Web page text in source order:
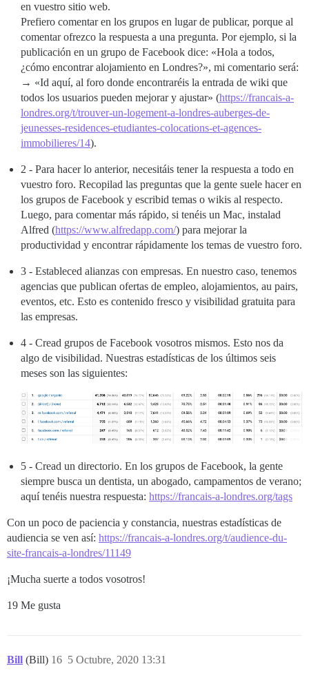
en vuestro sitio web.
Prefiero comentar en los grupos en lugar de publicar, porque al
comentar ofrezco la respuesta a una pregunta. Por ejemplo, si la
publicación en un grupo de Facebook dice: «Hola a todos,
¿cómo encontrar alojamiento en Londres?», mi comentario será:
→ «Id aquí, al foro donde encontraréis la entrada de wiki que
todos los usuarios pueden mejorar y ajustar» (https://francais-a-
londres.org/t/trouver-un-logement-a-londres-auberges-de-
jeunesses-residences-etudiantes-colocations-et-agences-
immobilieres/14).
2 - Para hacer lo anterior, necesitáis tener la respuesta a todo en
vuestro foro. Recopilad las preguntas que la gente suele hacer en
los grupos de Facebook y escribid temas o wikis al respecto.
Luego, para comentar más rápido, si tenéis un Mac, instalad
Alfred (https://www.alfredapp.com/) para mejorar la
productividad y encontrar rápidamente los temas de vuestro foro.
3 - Estableced alianzas con empresas. En nuestro caso, tenemos
agencias que publican ofertas de empleo, alojamientos, au pairs,
eventos, etc. Esto es contenido fresco y visibilidad gratuita para
las empresas.
4 - Cread grupos de Facebook vosotros mismos. Esto nos da
algo de visibilidad. Nuestras estadísticas de los últimos seis
meses son las siguientes:
5 - Cread un directorio. En los grupos de Facebook, la gente
siempre busca un dentista, un abogado, campamentos de verano;
aquí tenéis nuestra respuesta: https://francais-a-londres.org/tags
Con un poco de paciencia y constancia, nuestras estadísticas de
audiencia se ven así: https://francais-a-londres.org/t/audience-du-
site-francais-a-londres/11149
¡Mucha suerte a todos vosotros!
19 Me gusta
Bill (Bill) 5 Octubre, 2020 13:31
16